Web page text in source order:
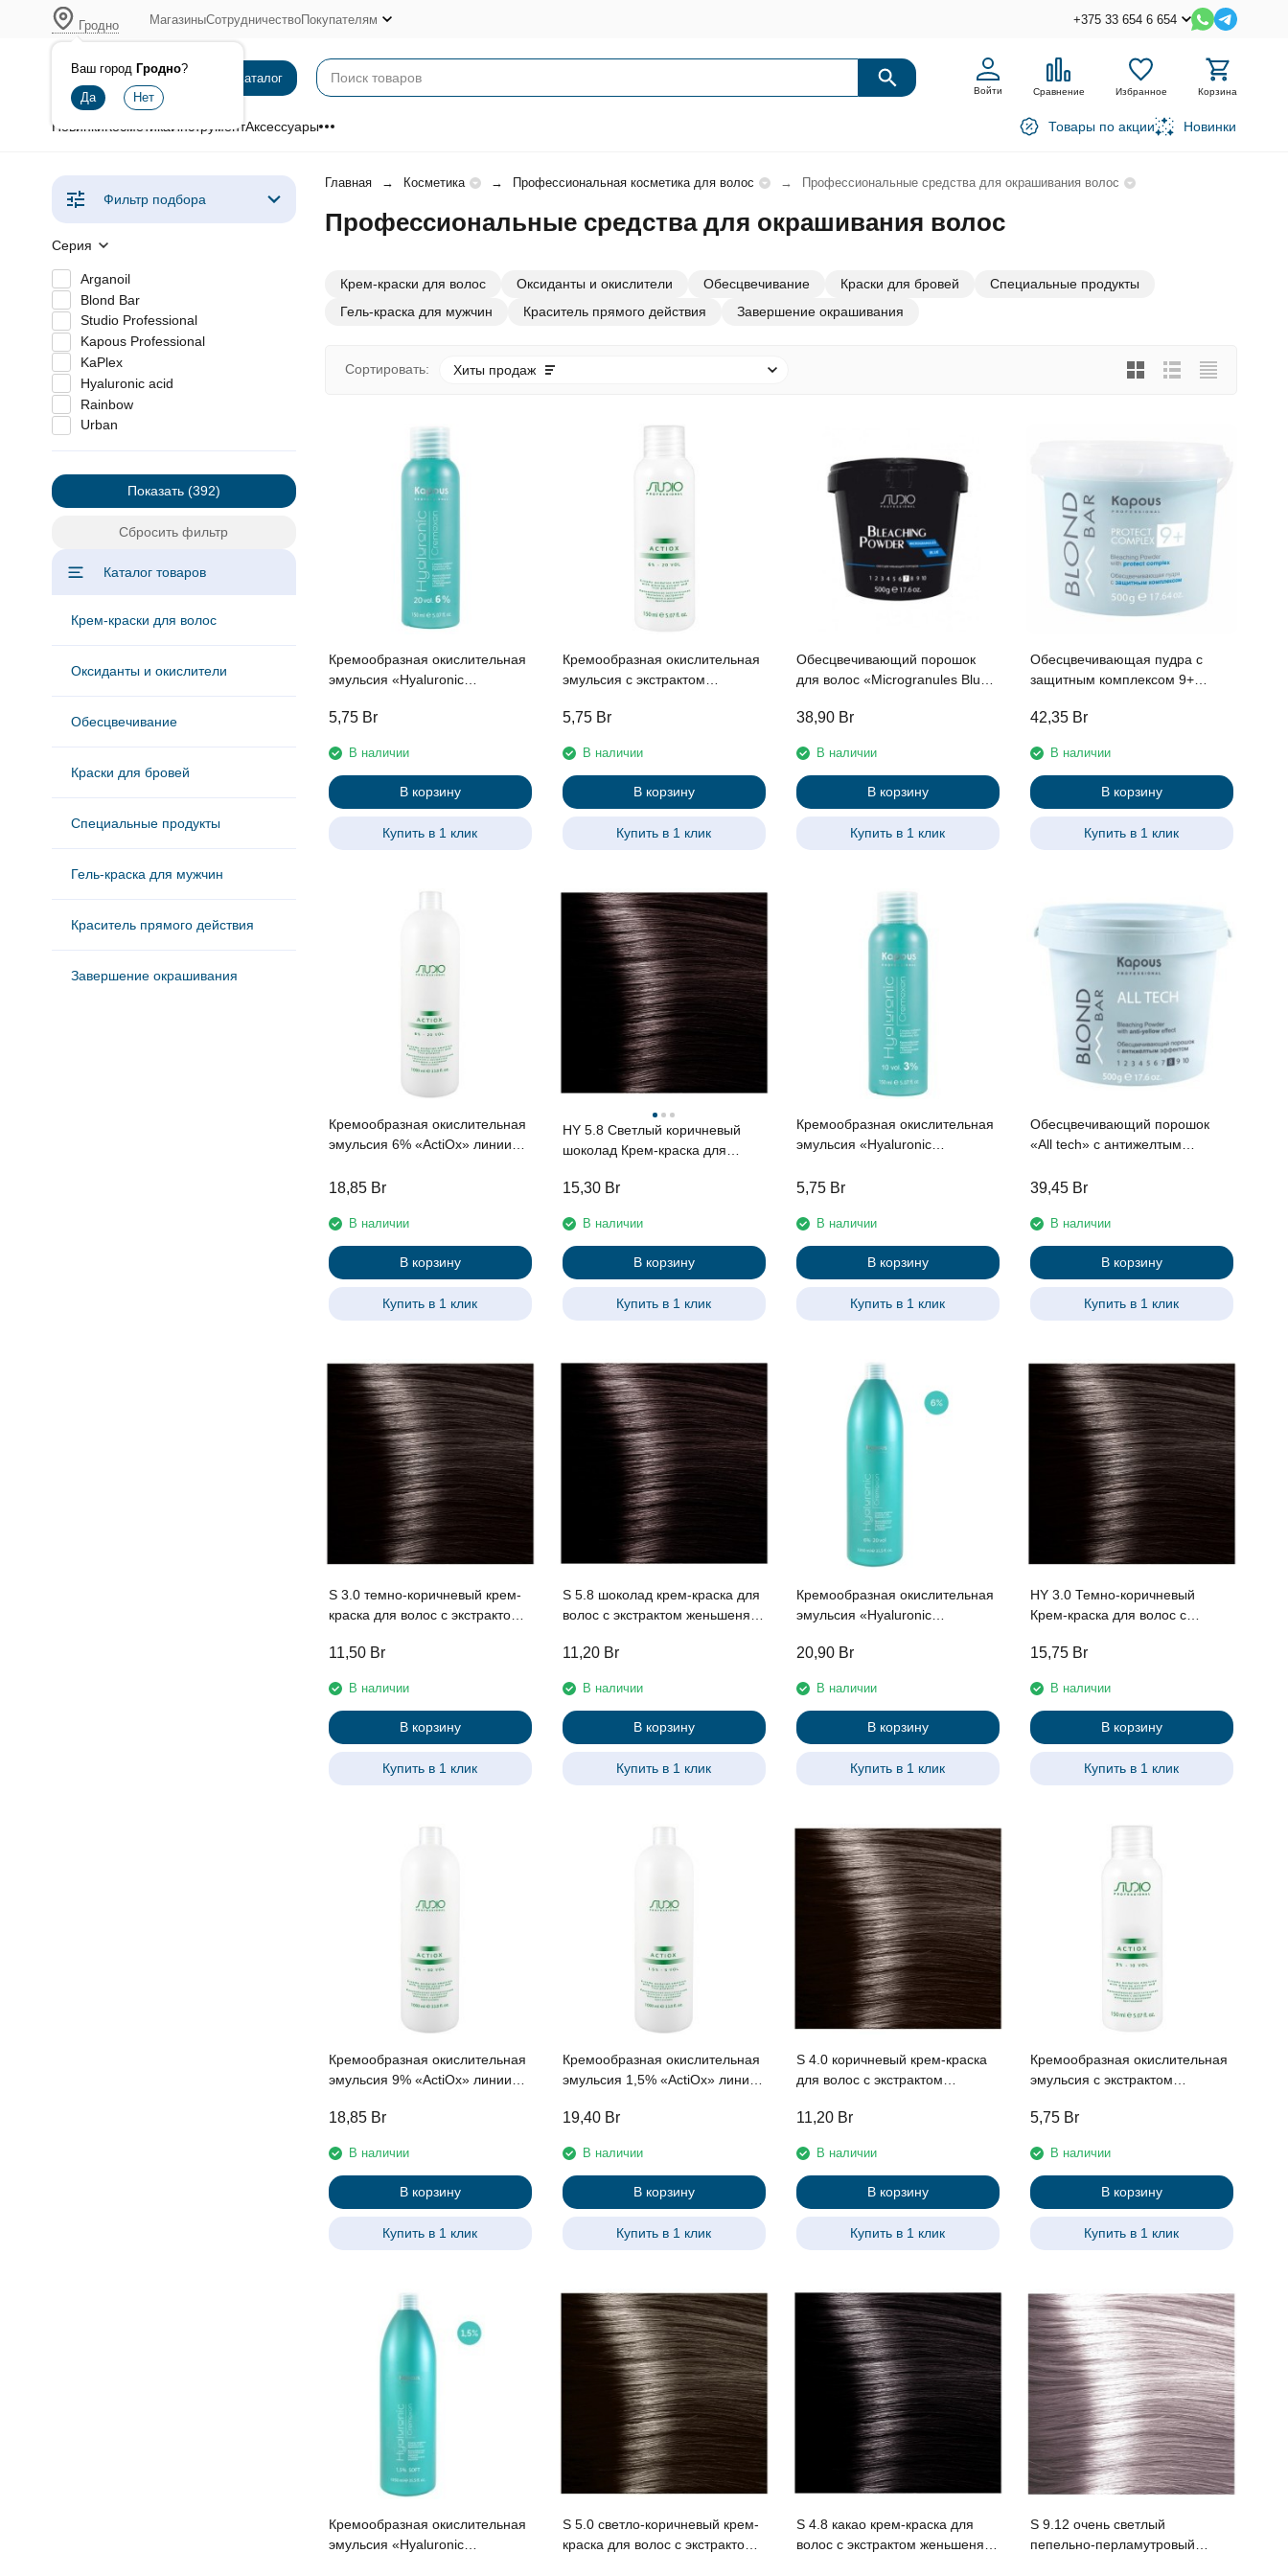
Гродно
Ваш город Гродно?
МагазиныСотрудничествоПокупателям +375 33 654 6 654
Каталог
Войти Сравнение Избранное Корзина
НовинкиКосметикаИнструментАксессуары Товары по акции Новинки
Главная Косметика Профессиональная косметика для волос Профессиональные средства для окрашивания волос
Профессиональные средства для окрашивания волос
Крем-краски для волос Оксиданты и окислители Обесцвечивание Краски для бровей
Специальные продукты
Гель-краска для мужчин
Краситель прямого действия Завершение окрашивания
Сортировать: Хиты продаж
Кремообразная окислительная
эмульсия «Hyaluronic
кислотой 6%, 150 мл
5,75 Br
В наличии
В корзину
Купить в 1 клик
Кремообразная окислительная
эмульсия с экстрактом
протеинами 6% «ActiOx», 150
5,75 Br
В наличии
В корзину
Купить в 1 клик
Обесцвечивающий порошок
для волос «Microgranules Blue»
38,90 Br
В наличии
В корзину
Купить в 1 клик
Обесцвечивающая пудра с
защитным комплексом 9+
42,35 Br
В наличии
В корзину
Купить в 1 клик
Кремообразная окислительная
эмульсия 6% «ActiOx» линии
экстрактом женьшеня и
18,85 Br
В наличии
В корзину
Купить в 1 клик
HY 5.8 Светлый коричневый
шоколад Крем-краска для
серии “Hyaluronic acid”, 100мл
15,30 Br
В наличии
В корзину
Купить в 1 клик
Кремообразная окислительная
эмульсия «Hyaluronic
кислотой 3%, 150 мл
5,75 Br
В наличии
В корзину
Купить в 1 клик
Обесцвечивающий порошок
«All tech» с антижелтым
Bar”, 500 г
39,45 Br
В наличии
В корзину
Купить в 1 клик
S 3.0 темно-коричневый крем-
краска для волос с экстрактом
протеинами линии Studio
11,50 Br
В наличии
В корзину
Купить в 1 клик
S 5.8 шоколад крем-краска для
волос с экстрактом женьшеня и
Studio Professional , 100 мл
11,20 Br
В наличии
В корзину
Купить в 1 клик
Кремообразная окислительная
эмульсия «Hyaluronic
кислотой серии “Hyaluronic
20,90 Br
В наличии
В корзину
Купить в 1 клик
HY 3.0 Темно-коричневый
Крем-краска для волос с
“Hyaluronic acid”, 100мл
15,75 Br
В наличии
В корзину
Купить в 1 клик
Кремообразная окислительная
эмульсия 9% «ActiOx» линии
экстрактом женьшеня и
18,85 Br
В наличии
В корзину
Купить в 1 клик
Кремообразная окислительная
эмульсия 1,5% «ActiOx» линии
экстрактом женьшеня и
19,40 Br
В наличии
В корзину
Купить в 1 клик
S 4.0 коричневый крем-краска
для волос с экстрактом
протеинами линии Studio
11,20 Br
В наличии
В корзину
Купить в 1 клик
Кремообразная окислительная
эмульсия с экстрактом
протеинами 3% «ActiOx», 150
5,75 Br
В наличии
В корзину
Купить в 1 клик
Кремообразная окислительная
эмульсия «Hyaluronic
S 5.0 светло-коричневый крем-
краска для волос с экстрактом
S 4.8 какао крем-краска для
волос с экстрактом женьшеня и
S 9.12 очень светлый
пепельно-перламутровый
Фильтр подбора
Серия
Arganoil
Blond Bar
Studio Professional
Kapous Professional
KaPlex
Hyaluronic acid
Rainbow
Urban
Показать
Сбросить фильтр
Каталог товаров
Крем-краски для волос
Оксиданты и окислители
Обесцвечивание
Краски для бровей
Специальные продукты
Гель-краска для мужчин
Краситель прямого действия
Завершение окрашивания